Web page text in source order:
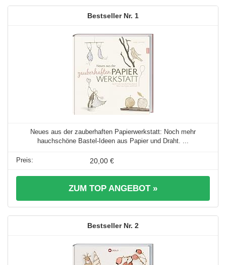
1
Neues aus der zauberhaften Papierwerkstatt: Noch mehr
hauchschöne Bastel-Ideen aus Papier und Draht. ...
20,00 €
ZUM TOP ANGEBOT »
2